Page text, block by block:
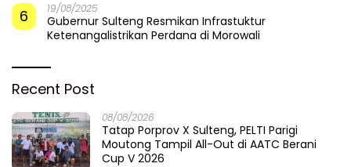
6 19/08/2025
Gubernur Sulteng Resmikan Infrastuktur
Ketenangalistrikan Perdana di Morowali
Recent Post
08/08/2026
Tatap Porprov X Sulteng, PELTI Parigi
Moutong Tampil All-Out di AATC Berani
Cup V 2026